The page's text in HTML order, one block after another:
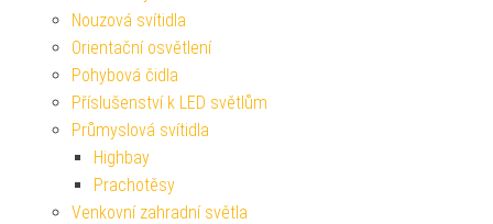
Nouzová svítidla
Orientační osvětlení
Pohybová čidla
Příslušenství k LED světlům
Průmyslová svítidla
Highbay
Prachotěsy
Venkovní zahradní světla